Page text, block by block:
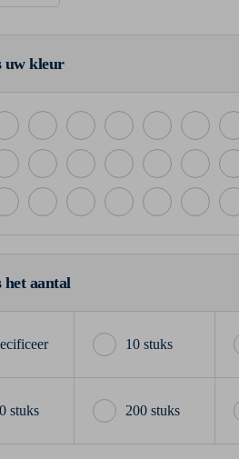
uw kleur
het aantal
10 stuks
stuks 200 stuks